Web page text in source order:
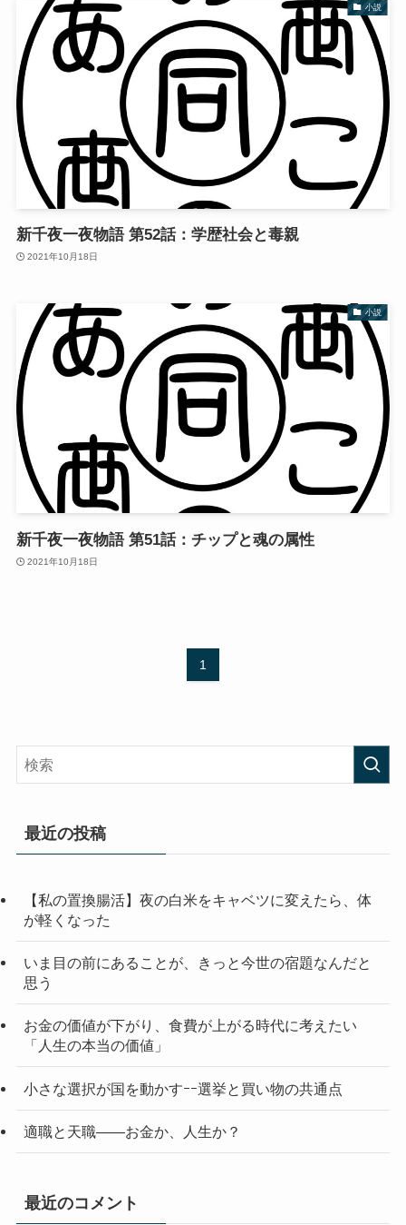
小説
新千夜一夜物語 第52話：学歴社会と毒親
2021年10月18日
小説
新千夜一夜物語 第51話：チップと魂の属性
2021年10月18日
1
最近の投稿
【私の置換腸活】夜の白米をキャベツに変えたら、体
が軽くなった
いま目の前にあることが、きっと今世の宿題なんだと
思う
お金の価値が下がり、食費が上がる時代に考えたい
「人生の本当の価値」
小さな選択が国を動かすｰｰ選挙と買い物の共通点
適職と天職――お金か、人生か？
最近のコメント